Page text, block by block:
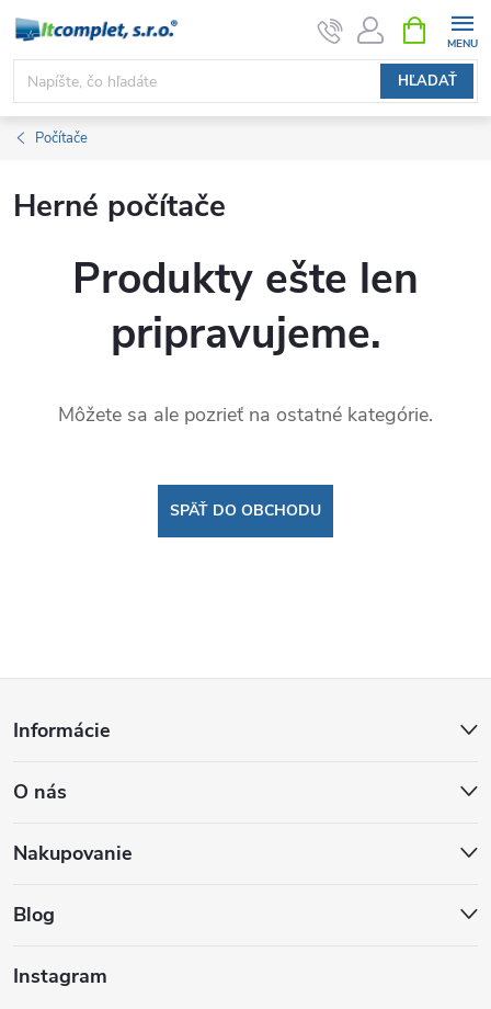
Prejsť
obsah
HĽADAŤ
KOŠÍK
Počítače
Herné počítače
Produkty ešte len
pripravujeme.
Môžete sa ale pozrieť na ostatné kategórie.
SPÄŤ DO OBCHODU
p
ä
Informácie
O nás
Nakupovanie
Blog
Instagram